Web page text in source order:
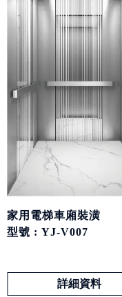
家用電梯車廂裝潢
型號 : YJ-V007
詳細資料